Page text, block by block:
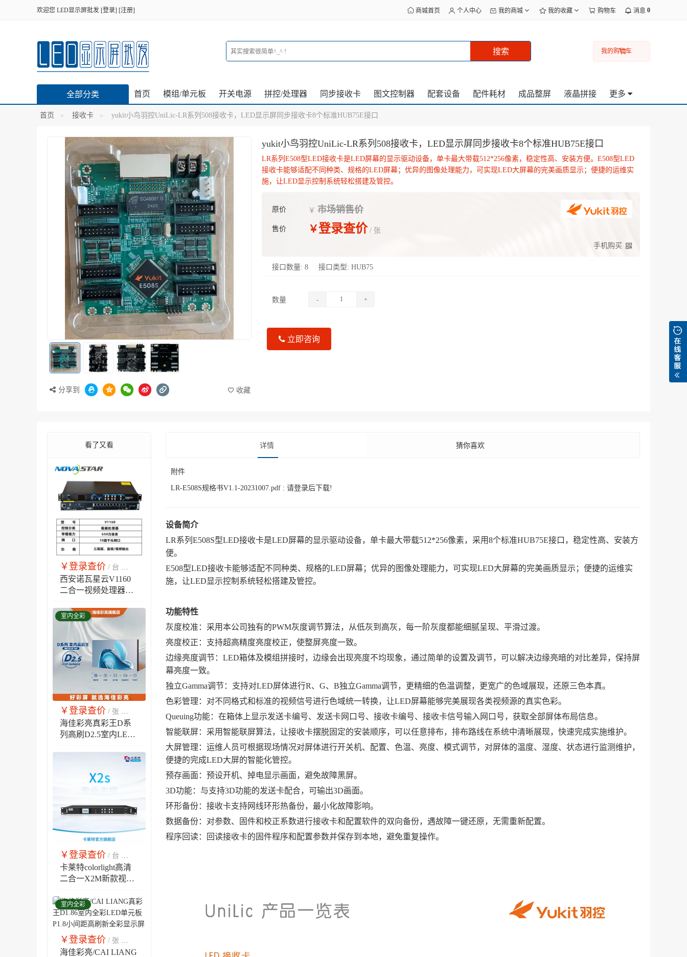
欢迎您 LED显示屏批发 [登录] [注册] 商城首页 个人中心 我的商城 我的收藏 购物车 消息 0
搜索 我的购物车
首页 模组/单元板 开关电源 拼控/处理器 同步接收卡 图文控制器 配套设备 配件耗材 成品整屏 液晶拼接 更多
全部分类
首页 接收卡 yukit小鸟羽控UniLic-LR系列508接收卡，LED显示屏同步接收卡8个标准HUB75E接口
分享到 收藏
yukit小鸟羽控UniLic-LR系列508接收卡，LED显示屏同步接收卡8个标准HUB75E接口
LR系列E508型LED接收卡是LED屏幕的显示驱动设备，单卡最大带载512*256像素，稳定性高、安装方便。E508型LED
接收卡能够适配不同种类、规格的LED屏幕；优异的图像处理能力，可实现LED大屏幕的完美画质显示；便捷的运维实
施，让LED显示控制系统轻松搭建及管控。
原价 ￥ 市场销售价
售价 ￥登录查价 / 张
手机购买
接口数量: 8 接口类型: HUB75
数量 - +
立即咨询
看了又看
￥登录查价 / 台 ￥市场销售价
西安诺瓦星云V1160
二合一视频处理器新
口650万像素带载任意
三画面窗口，支持监
视视频输出
￥登录查价 / 张
海佳彩亮真彩王D系
列高刷D2.5室内LED
室内全彩
￥登录查价 / 台
卡莱特colorlight高清
二合一X2M新款视频
LED显示屏视频处理
器
￥登录查价 / 张
海佳彩亮/CAI LIANG
室内全彩
详情 猜你喜欢
附件
LR-E508S规格书V1.1-20231007.pdf : 请登录后下载!
设备简介
LR系列E508S型LED接收卡是LED屏幕的显示驱动设备，单卡最大带载512*256像素，采用8个标准HUB75E接口，稳定性高、安装方
便。
E508型LED接收卡能够适配不同种类、规格的LED屏幕；优异的图像处理能力，可实现LED大屏幕的完美画质显示；便捷的运维实
施，让LED显示控制系统轻松搭建及管控。
功能特性
灰度校准：采用本公司独有的PWM灰度调节算法，从低灰到高灰，每一阶灰度都能细腻呈现、平滑过渡。
亮度校正：支持超高精度亮度校正，使整屏亮度一致。
边缘亮度调节：LED箱体及模组拼接时，边缘会出现亮度不均现象，通过简单的设置及调节，可以解决边缘亮暗的对比差异，保持屏
幕亮度一致。
独立Gamma调节：支持对LED屏体进行R、G、B独立Gamma调节，更精细的色温调整，更宽广的色域展现，还原三色本真。
色彩管理：对不同格式和标准的视频信号进行色域统一转换，让LED屏幕能够完美展现各类视频源的真实色彩。
Queuing功能：在箱体上显示发送卡编号、发送卡网口号、接收卡编号、接收卡信号输入网口号，获取全部屏体布局信息。
智能联屏：采用智能联屏算法，让接收卡摆脱固定的安装顺序，可以任意排布，排布路线在系统中清晰展现，快速完成实施维护。
大屏管理：运维人员可根据现场情况对屏体进行开关机、配置、色温、亮度、模式调节，对屏体的温度、湿度、状态进行监测维护，
便捷的完成LED大屏的智能化管控。
预存画面：预设开机、掉电显示画面，避免故障黑屏。
3D功能：与支持3D功能的发送卡配合，可输出3D画面。
环形备份：接收卡支持网线环形热备份，最小化故障影响。
数据备份：对参数、固件和校正系数进行接收卡和配置软件的双向备份，遇故障一键还原，无需重新配置。
程序回读：回读接收卡的固件程序和配置参数并保存到本地，避免重复操作。